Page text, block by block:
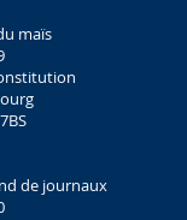
maïs
de journaux